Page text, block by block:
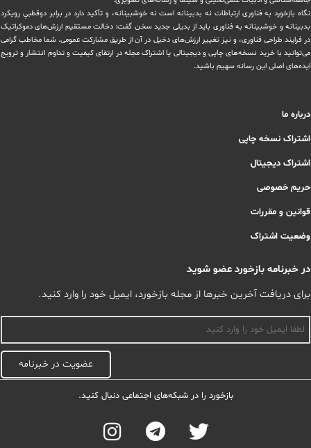
نگاه بازخورد به فناوری ارتباطات نه بدبینانه است نه خوشبینانه، و تأکید دارد ‏در برابر دوقطبیِ رویکرد
بدبینانه و خوشبینانه به فناوری باید از بدیلی جدید سخن گفت: دخالت مستقیم ارزش‌های دموکراتیک
در ‏فرایند طراحی فناوری، و نیز تغییر ارزش‌های دخيل در آن از طریق مشاركت عمومی. شما مخاطب گرامی
می‌توانید با خرید نسخه‌های چاپی و دیجیتالی یا ‏اشتراک مجله در ارتقای کیفیت و تداوم انتشار و ترویج
ایده‌های اصلی این رسانه سهیم باشید.
درباره ما
اشتراک نسخه چاپی
اشتراک دیجیتال
حریم خصوصی
قوانین و مقررات
وضعیت اشتراک
در خبرنامه بازخورد عضو شوید
برای دریافت آخرین خبرها از مجله بازخورد، ایمیل خود را وارد کنید.
عضویت در خبرنامه
بازخورد را در شبکه‌های اجتماعی دنبال کنید.